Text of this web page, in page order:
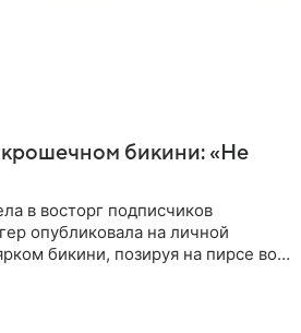
бикини: «Не
в восторг подписчиков
опубликовала на личной
бикини, позируя на пирсе во